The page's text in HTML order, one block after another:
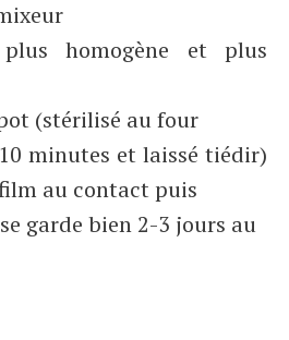
homogène et plus
(stérilisé au four
minutes et laissé tiédir)
au contact puis
garde bien 2-3 jours au